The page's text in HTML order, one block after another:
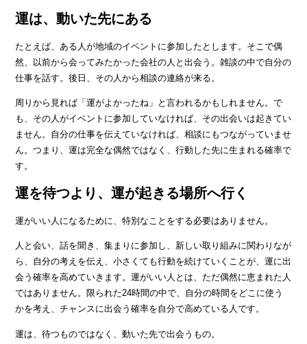
運は、動いた先にある
たとえば、ある人が地域のイベントに参加したとします。そこで偶
然、以前から会ってみたかった会社の人と出会う。雑談の中で自分の
仕事を話す。後日、その人から相談の連絡が来る。
周りから見れば「運がよかったね」と言われるかもしれません。で
も、その人がイベントに参加していなければ、その出会いは起きてい
ません。自分の仕事を伝えていなければ、相談にもつながっていませ
ん。つまり、運は完全な偶然ではなく、行動した先に生まれる確率で
す。
運を待つより、運が起きる場所へ行く
運がいい人になるために、特別なことをする必要はありません。
人と会い、話を聞き、集まりに参加し、新しい取り組みに関わりなが
ら、自分の考えを伝え、小さくても行動を続けていくことが、運に出
会う確率を高めていきます。運がいい人とは、ただ偶然に恵まれた人
ではありません。限られた24時間の中で、自分の時間をどこに使う
かを考え、チャンスに出会う確率を自分で高めている人です。
運は、待つものではなく、動いた先で出会うもの。